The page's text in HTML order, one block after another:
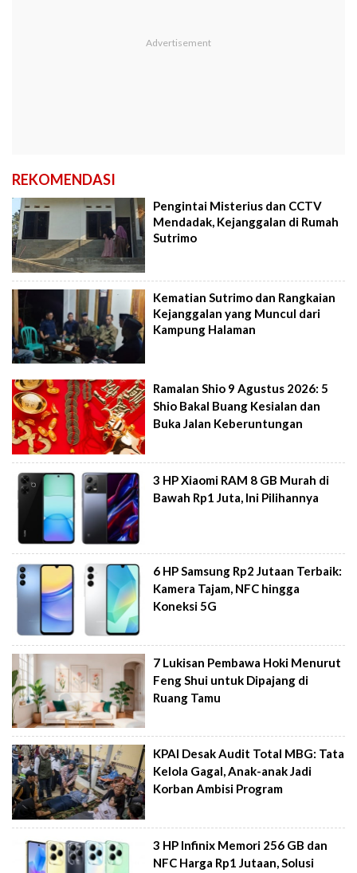
REKOMENDASI
Pengintai Misterius dan CCTV
Mendadak, Kejanggalan di Rumah
Sutrimo
Kematian Sutrimo dan Rangkaian
Kejanggalan yang Muncul dari
Kampung Halaman
Ramalan Shio 9 Agustus 2026: 5
Shio Bakal Buang Kesialan dan
Buka Jalan Keberuntungan
3 HP Xiaomi RAM 8 GB Murah di
Bawah Rp1 Juta, Ini Pilihannya
6 HP Samsung Rp2 Jutaan Terbaik:
Kamera Tajam, NFC hingga
Koneksi 5G
7 Lukisan Pembawa Hoki Menurut
Feng Shui untuk Dipajang di
Ruang Tamu
KPAI Desak Audit Total MBG: Tata
Kelola Gagal, Anak-anak Jadi
Korban Ambisi Program
3 HP Infinix Memori 256 GB dan
NFC Harga Rp1 Jutaan, Solusi